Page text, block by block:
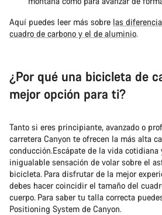
Aquí puedes leer más sobre las
cuadro de carbono y el de aluminio.
¿Por qué una bicicleta de
mejor opción para ti?
Tanto si eres principiante, avanzado o
carretera Canyon te ofrecen la más alta
conducción.Escápate de la vida
inigualable sensación de volar sobre el
bicicleta. Para disfrutar de la mejor
debes hacer coincidir el tamaño del
cuerpo. Para saber tu talla correcta
Positioning System de Canyon.